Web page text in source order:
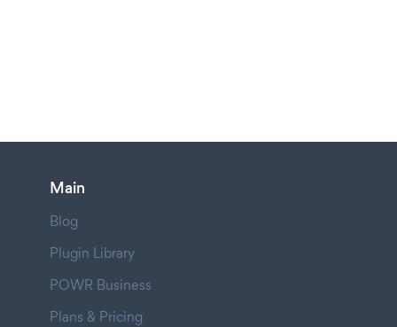
Main
Blog
Plugin Library
POWR Business
Plans & Pricing